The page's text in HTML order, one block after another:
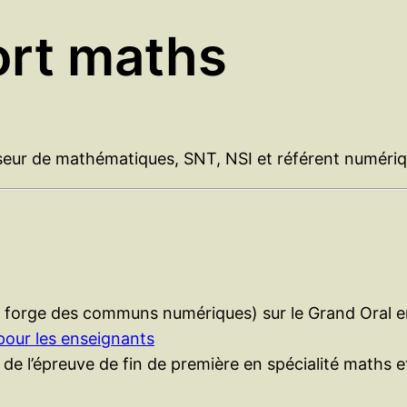
maths
de mathématiques, SNT, NSI et référent
des communs numériques) sur le Grand Oral
les enseignants
l’épreuve de fin de première en spécialité